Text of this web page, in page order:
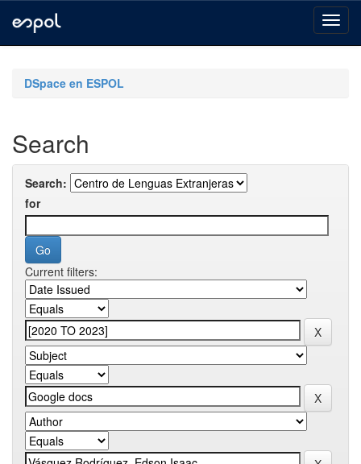
navigationDSpace en ESPOL
Search
Search:
for
Current filters: